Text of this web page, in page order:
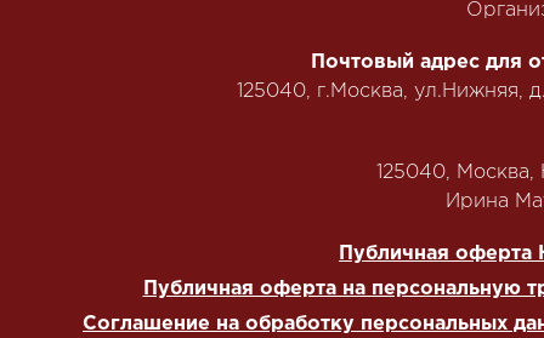
Почтовый адрес для
125040, г.Москва, ул.Нижняя,
125040,
‭Ирина
Публичная оферта
Публичная оферта на персональную
Соглашение на обработку персональных